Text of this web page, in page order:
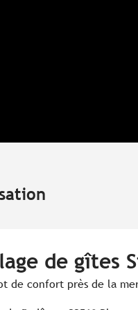
de gîtes
de confort près de la